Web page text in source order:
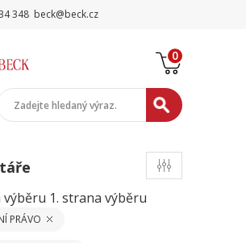
348 beck@beck.cz
0
výběru 1. strana výběru
PRÁVO